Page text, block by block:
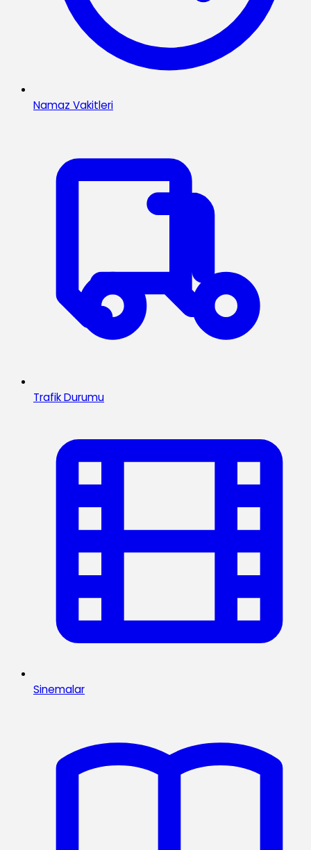
Namaz Vakitleri
Trafik Durumu
Sinemalar